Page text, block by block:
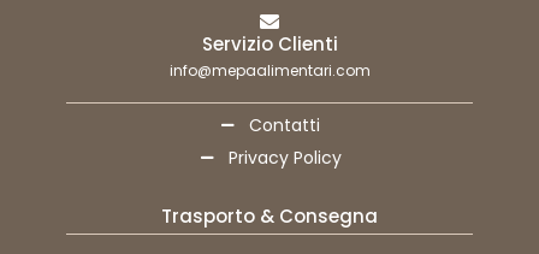
Servizio Clienti
info@mepaalimentari.com
Contatti
Privacy Policy
Trasporto & Consegna